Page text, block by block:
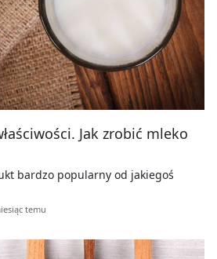
Jak zrobić mleko
bardzo popularny od jakiegoś
temu